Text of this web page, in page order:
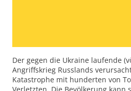
Der gegen die Ukraine laufende
Angriffskrieg Russlands
Katastrophe mit hunderten von